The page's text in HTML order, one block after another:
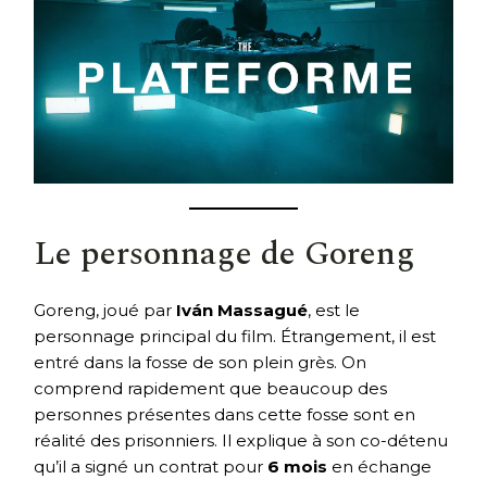
Le personnage de Goreng
Goreng, joué par Iván Massagué, est le
personnage principal du film. Étrangement, il est
entré dans la fosse de son plein grès. On
comprend rapidement que beaucoup des
personnes présentes dans cette fosse sont en
réalité des prisonniers. Il explique à son co-détenu
qu’il a signé un contrat pour 6 mois en échange